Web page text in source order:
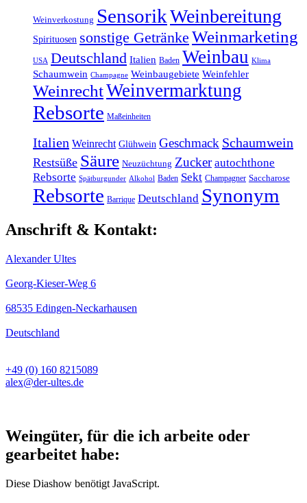
Weinverkostung SensorikWeinbereitung
Spirituosen sonstige Getränke Weinmarketing
USA Deutschland Italien Baden Weinbau Klima
Schaumwein Champagne Weinbaugebiete Weinfehler
WeinrechtWeinvermarktung
Rebsorte Maßeinheiten
Italien Weinrecht Glühwein Geschmack Schaumwein
Restsüße Säure Neuzüchtung Zucker autochthone
Rebsorte Spätburgunder Alkohol Baden Sekt Champagner Saccharose
Rebsorte Barrique Deutschland Synonym
Anschrift & Kontakt:
Alexander Ultes
Georg-Kieser-Weg 6
68535 Edingen-Neckarhausen
Deutschland
+49 (0) 160 8215089
alex@der-ultes.de
Weingüter, für die ich arbeite oder
gearbeitet habe:
Diese Diashow benötigt JavaScript.